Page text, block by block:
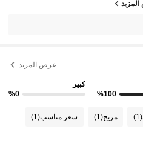
عرض المزيد
%100
كبير
%0
(1) مريح(1) سعر مناسب(1)